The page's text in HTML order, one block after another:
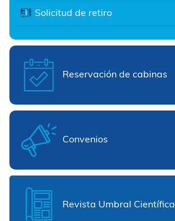
Solicitud de retiro
Reservación de cabinas
Convenios
Revista Umbral Científica